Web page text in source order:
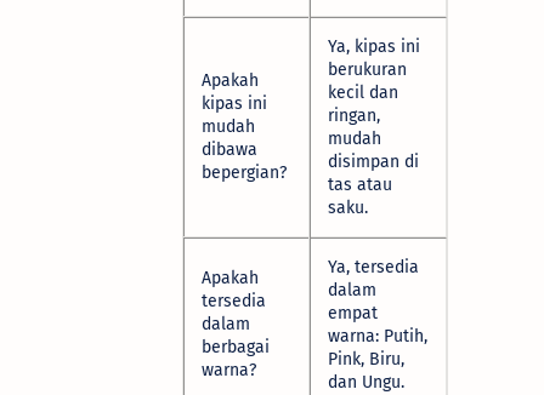
Apakah
kipas ini
mudah
dibawa
bepergian?
Ya, kipas ini
berukuran
kecil dan
ringan,
mudah
disimpan di
tas atau
saku.
Apakah
tersedia
dalam
berbagai
warna?
Ya, tersedia
dalam
empat
warna: Putih,
Pink, Biru,
dan Ungu.